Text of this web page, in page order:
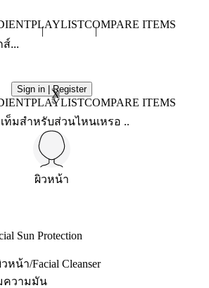
PLAYLISTCOMPARE ITEMS
Sign in | Register
X
PLAYLISTCOMPARE ITEMS
ท็มสำหรับส่วนไหนเหรอ ..
ผิวหน้า
Sun Protection
น้า/Facial Cleanser
วามมัน